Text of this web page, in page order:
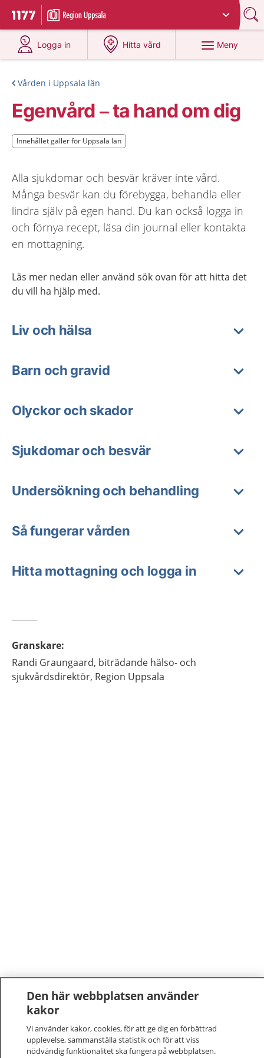
Till startsidan för 1177
Du har valt region
Logga in
på 1177.se
Hitta vård
på 1177.se
Meny
Vården i Uppsala län
Egenvård – ta hand om dig
Innehållet gäller för Uppsala län
Innehållet gäller för Uppsala län
Alla sjukdomar och besvär kräver inte vård.
Många besvär kan du förebygga, behandla eller
lindra själv på egen hand. Du kan också logga in
och förnya recept, läsa din journal eller kontakta
en mottagning.
Läs mer nedan eller använd sök ovan för att hitta det
du vill ha hjälp med.
Liv och hälsa
Barn och gravid
Olyckor och skador
Sjukdomar och besvär
Undersökning och behandling
Så fungerar vården
Hitta mottagning och logga in
Granskare:
Randi Graungaard, biträdande hälso- och
sjukvårdsdirektör, Region Uppsala
Den här webbplatsen använder
kakor
Vi använder kakor, cookies, för att ge dig en förbättrad
upplevelse, sammanställa statistik och för att viss
nödvändig funktionalitet ska fungera på webbplatsen.